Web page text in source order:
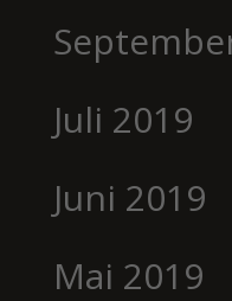
Juli 2019
Juni 2019
Mai 2019